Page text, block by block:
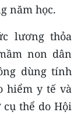
năm học.
lương thỏa
non dân
dùng tính
hiểm y tế và
thể do Hội